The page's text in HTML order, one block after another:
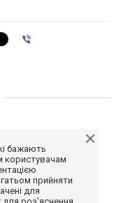
бажають
користувачам
прийняти
для